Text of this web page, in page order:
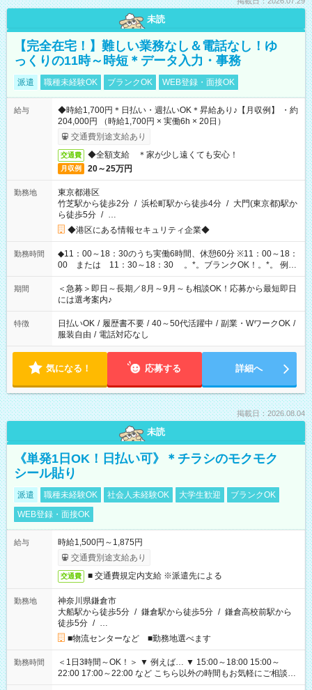
未読
【完全在宅！】難しい業務なし＆電話なし！ゆ
っくりの11時～時短＊データ入力・事務
派遣 職種未経験OK ブランクOK WEB登録・面接OK
給与
◆時給1,700円＊日払い・週払いOK＊昇給あり♪【月収例】 ・約
204,000円 （時給1,700円 × 実働6h × 20日）
交通費別途支給あり
交通費 ◆全額支給 ＊家が少し遠くても安心！
月収例 20～25万円
勤務地
東京都港区
竹芝駅から徒歩2分 / 浜松町駅から徒歩4分 / 大門(東京都)駅か
ら徒歩5分 / …
◆港区にある情報セキュリティ企業◆
勤務時間
◆11：00～18：30のうち実働6時間、休憩60分 ※11：00～18：
00 または 11：30～18：30 。*。ブランクOK！。*。 例え
ば前職が、 在宅/財団法人/事務/コールセンター/受付/販売/カフェ
スタッフ スイーツ販売/ホテルフロント/化粧品販売/など 様々な
業界から入社して活躍されています♪
期間
＜急募＞即日～長期／8月～9月～も相談OK！応募から最短即日
には選考案内♪
特徴 日払いOK / 履歴書不要 / 40～50代活躍中 / 副業・WワークOK /
服装自由 / 電話対応なし
気になる！ 応募する 詳細へ
掲載日：2026.08.04
未読
《単発1日OK！日払い可》＊チラシのモクモク
シール貼り
派遣 職種未経験OK 社会人未経験OK 大学生歓迎
ブランクOK
WEB登録・面接OK
給与
時給1,500円～1,875円
交通費別途支給あり
交通費 ■ 交通費規定内支給 ※派遣先による
勤務地
神奈川県鎌倉市
大船駅から徒歩5分 / 鎌倉駅から徒歩5分 / 鎌倉高校前駅から
徒歩5分 / …
■物流センターなど ■勤務地選べます
勤務時間
＜1日3時間～OK！＞ ▼ 例えば… ▼ 15:00～18:00 15:00～
22:00 17:00～22:00 など こちら以外の時間もお気軽にご相談く
ださい！